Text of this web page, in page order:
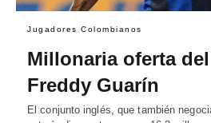
Jugadores Colombianos
Millonaria oferta
Freddy Guarín
El conjunto inglés, que también